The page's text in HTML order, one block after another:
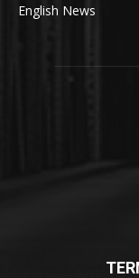
English News